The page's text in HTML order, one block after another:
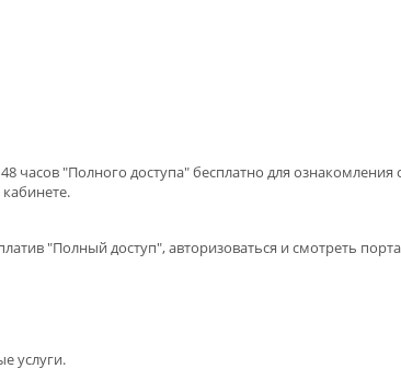
часов "Полного доступа" бесплатно для
"Полный доступ", авторизоваться и смотреть
услуги.